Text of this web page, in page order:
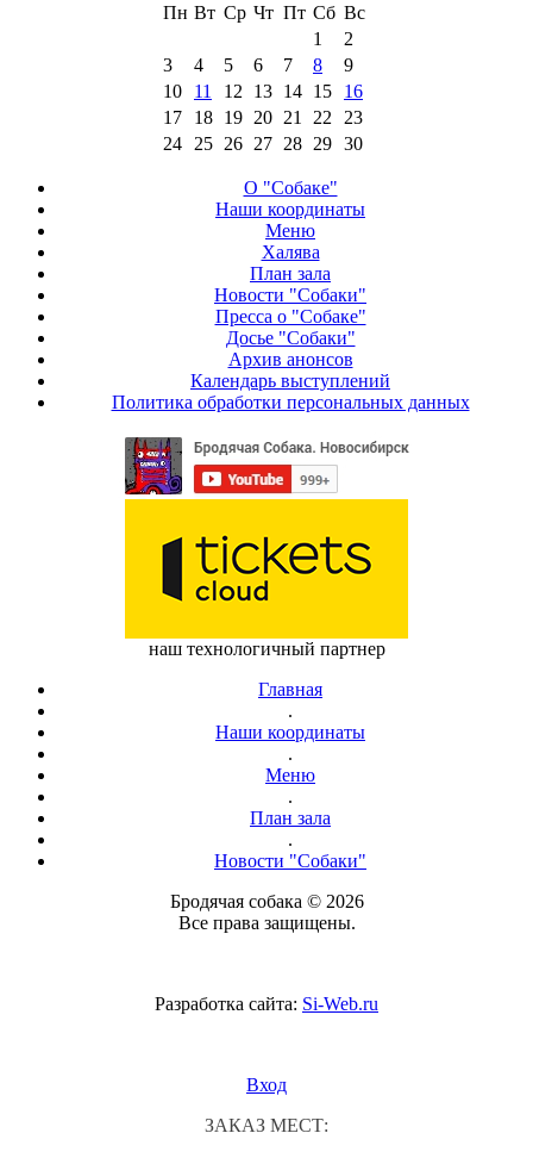
Пн Вт Ср Чт Пт Сб Вс
1
2
3
4 5 6 7 8
9
10
11 12 13 14 15
16
17
18 19 20 21 22
23
24
25 26 27 28 29 30
О "Собаке"
Наши координаты
Меню
Халява
План зала
Новости "Собаки"
Пресса о "Собаке"
Досье "Собаки"
Архив анонсов
Календарь выступлений
Политика обработки персональных данных
наш технологичный партнер
Главная
.
Наши координаты
.
Меню
.
План зала
.
Новости "Собаки"
Бродячая собака © 2026
Все права защищены.
Разработка сайта: Si-Web.ru
Вход
ЗАКАЗ МЕСТ: